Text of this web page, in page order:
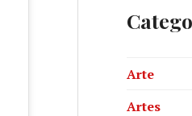
Arte
Artes